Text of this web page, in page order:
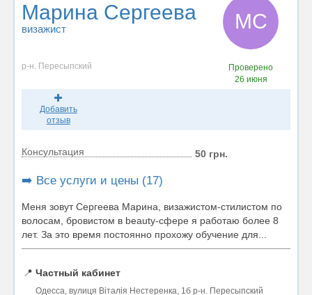
Марина Сергеева
визажист МС
р-н. Пересыпский
Проверено
26 июня
Добавить
отзыв
Консультация 50 грн.
➡️ Все услуги и цены (17)
Меня зовут Сергеева Марина, визажистом-стилистом по
волосам, бровистом в beauty-сфере я работаю более 8
лет. За это время постоянно прохожу обучение для...
📍 Частный кабинет
Одесса, вулиця Віталія Нестеренка, 1б р-н. Пересыпский